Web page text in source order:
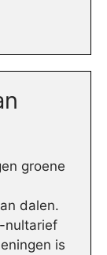
groene
dalen.
nultarief
is